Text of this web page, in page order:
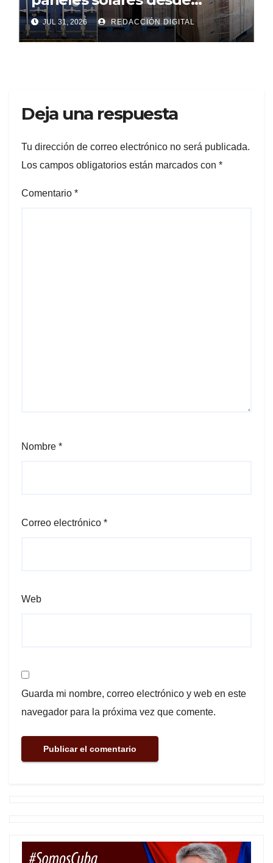
Argentina
JUL 31, 2026 REDACCIÓN DIGITAL
Deja una respuesta
Tu dirección de correo electrónico no será publicada.
Los campos obligatorios están marcados con *
Comentario *
Nombre *
Correo electrónico *
Web
Guarda mi nombre, correo electrónico y web en este
navegador para la próxima vez que comente.